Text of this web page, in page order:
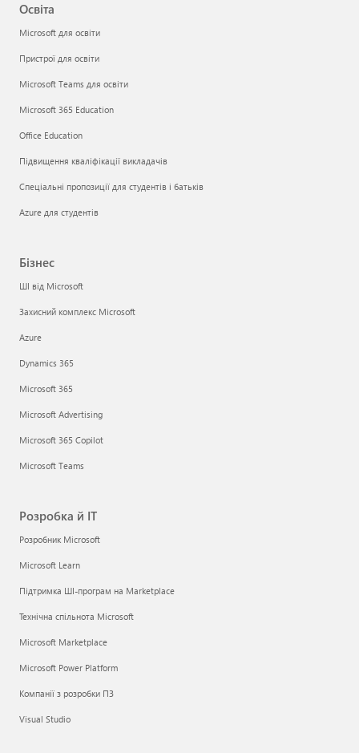
Освіта
Microsoft для освіти
Пристрої для освіти
Microsoft Teams для освіти
Microsoft 365 Education
Office Education
Підвищення кваліфікації викладачів
Спеціальні пропозиції для студентів і батьків
Azure для студентів
Бізнес
ШІ від Microsoft
Захисний комплекс Microsoft
Azure
Dynamics 365
Microsoft 365
Microsoft Advertising
Microsoft 365 Copilot
Microsoft Teams
Розробка й ІТ
Розробник Microsoft
Microsoft Learn
Підтримка ШІ-програм на Marketplace
Технічна спільнота Microsoft
Microsoft Marketplace
Microsoft Power Platform
Компанії з розробки ПЗ
Visual Studio